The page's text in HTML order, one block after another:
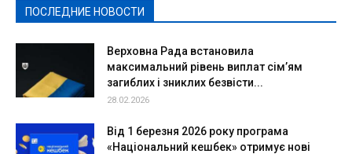
ПОСЛЕДНИЕ НОВОСТИ
Верховна Рада встановила
максимальний рівень виплат сім’ям
загиблих і зниклих безвісти...
28.02.2026
Від 1 березня 2026 року програма
«Національний кешбек» отримує нові